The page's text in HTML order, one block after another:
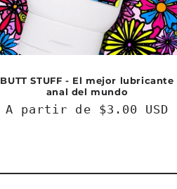
BUTT STUFF - El mejor lubricante
anal del mundo
Precio
A partir de $3.00 USD